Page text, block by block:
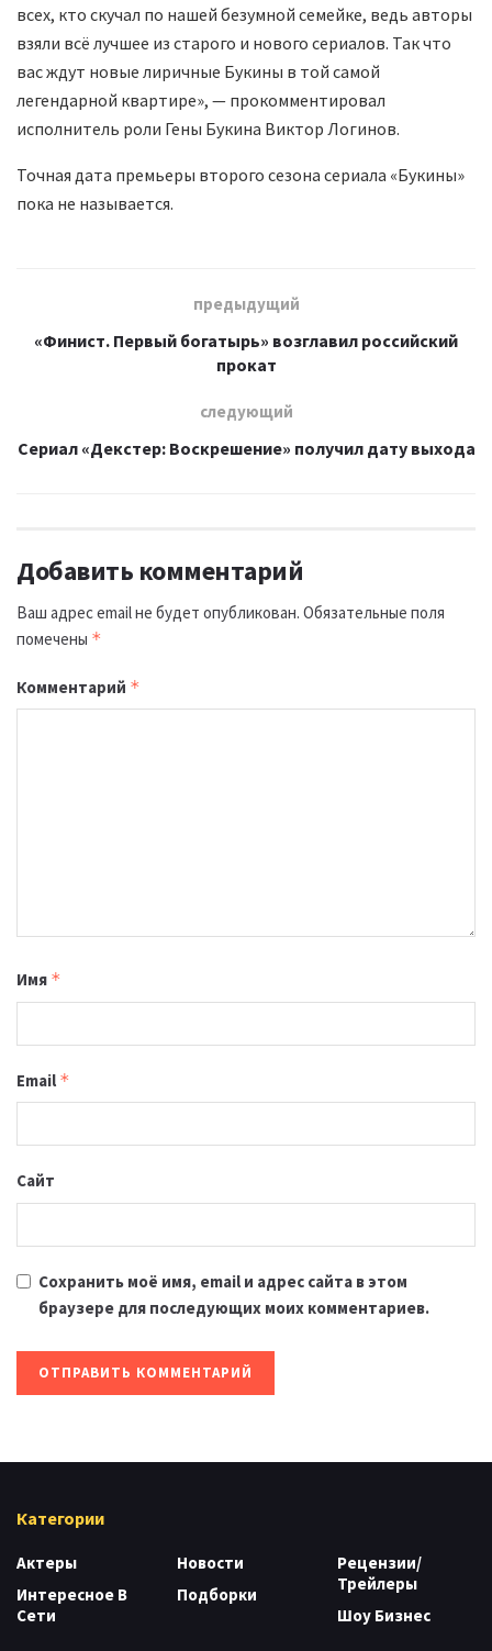
всех, кто скучал по нашей безумной семейке, ведь авторы
взяли всё лучшее из старого и нового сериалов. Так что
вас ждут новые лиричные Букины в той самой
легендарной квартире», — прокомментировал
исполнитель роли Гены Букина Виктор Логинов.
Точная дата премьеры второго сезона сериала «Букины»
пока не называется.
предыдущий
«Финист. Первый богатырь» возглавил российский
прокат
следующий
Сериал «Декстер: Воскрешение» получил дату выхода
Добавить комментарий
Ваш адрес email не будет опубликован. Обязательные поля
помечены *
Комментарий *
Имя *
Email *
Сайт
Сохранить моё имя, email и адрес сайта в этом
браузере для последующих моих комментариев.
Категории
Актеры
Интересное В
Сети
Новости
Подборки
Рецензии/
Трейлеры
Шоу Бизнес